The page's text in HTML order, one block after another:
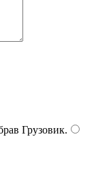
Грузовик.